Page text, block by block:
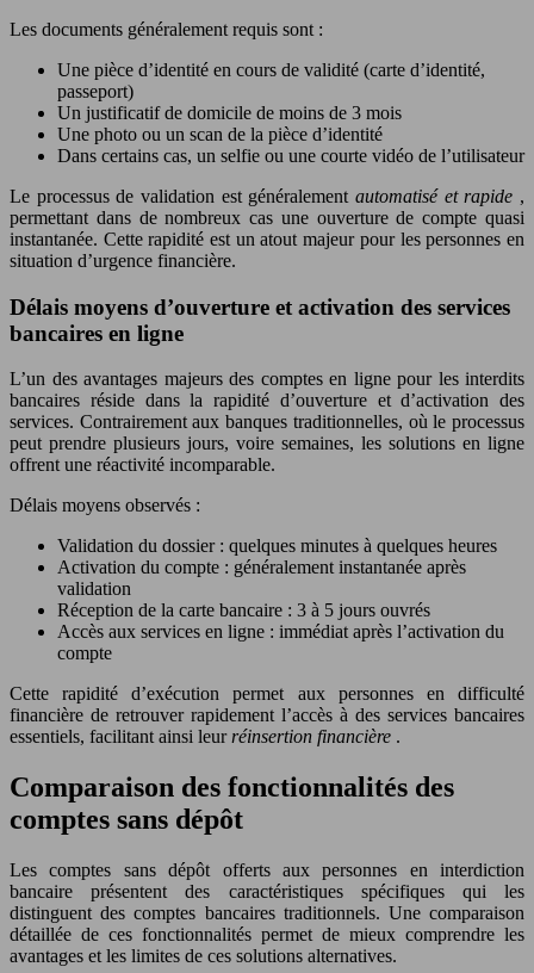
Les documents généralement requis sont :
Une pièce d’identité en cours de validité (carte d’identité,
passeport)
Un justificatif de domicile de moins de 3 mois
Une photo ou un scan de la pièce d’identité
Dans certains cas, un selfie ou une courte vidéo de l’utilisateur
Le processus de validation est généralement automatisé et rapide ,
permettant dans de nombreux cas une ouverture de compte quasi
instantanée. Cette rapidité est un atout majeur pour les personnes en
situation d’urgence financière.
Délais moyens d’ouverture et activation des services
bancaires en ligne
L’un des avantages majeurs des comptes en ligne pour les interdits
bancaires réside dans la rapidité d’ouverture et d’activation des
services. Contrairement aux banques traditionnelles, où le processus
peut prendre plusieurs jours, voire semaines, les solutions en ligne
offrent une réactivité incomparable.
Délais moyens observés :
Validation du dossier : quelques minutes à quelques heures
Activation du compte : généralement instantanée après
validation
Réception de la carte bancaire : 3 à 5 jours ouvrés
Accès aux services en ligne : immédiat après l’activation du
compte
Cette rapidité d’exécution permet aux personnes en difficulté
financière de retrouver rapidement l’accès à des services bancaires
essentiels, facilitant ainsi leur réinsertion financière .
Comparaison des fonctionnalités des
comptes sans dépôt
Les comptes sans dépôt offerts aux personnes en interdiction
bancaire présentent des caractéristiques spécifiques qui les
distinguent des comptes bancaires traditionnels. Une comparaison
détaillée de ces fonctionnalités permet de mieux comprendre les
avantages et les limites de ces solutions alternatives.